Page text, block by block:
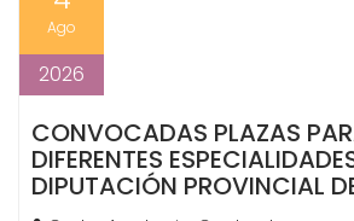
Ago
2026
CONVOCADAS PLAZAS
DIFERENTES
DIPUTACIÓN PROVINCIAL